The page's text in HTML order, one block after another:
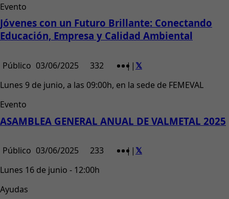
Evento
Jóvenes con un Futuro Brillante: Conectando
Educación, Empresa y Calidad Ambiental
Público 03/06/2025 332 | |
Lunes 9 de junio, a las 09:00h, en la sede de FEMEVAL
Evento
ASAMBLEA GENERAL ANUAL DE VALMETAL 2025
Público 03/06/2025 233 | |
Lunes 16 de junio - 12:00h
Ayudas